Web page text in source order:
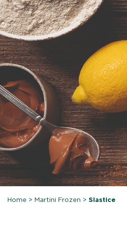
Home >Martini Frozen >Slastice